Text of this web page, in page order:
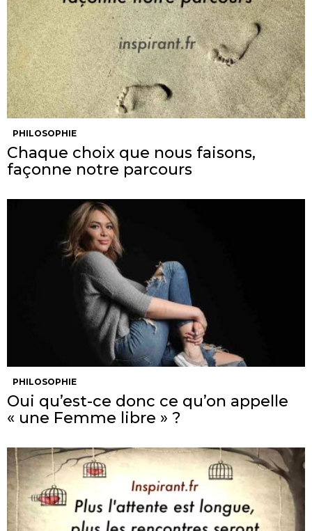
PHILOSOPHIE
Chaque choix que nous faisons,
façonne notre parcours
PHILOSOPHIE
Oui qu’est-ce donc ce qu’on appelle
« une Femme libre » ?